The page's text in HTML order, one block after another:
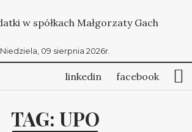
Niedziela, 09 sierpnia 2026r.
linkedin facebook
TAG: UPO